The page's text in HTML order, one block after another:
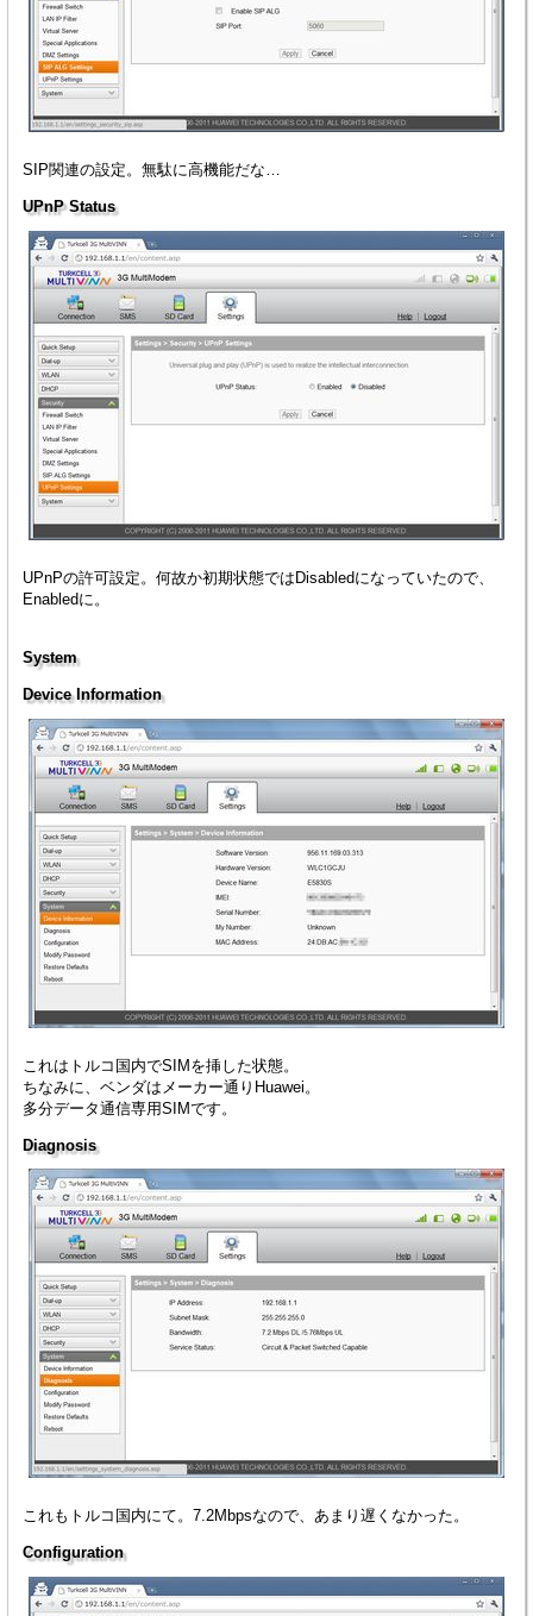
SIP関連の設定。無駄に高機能だな…
UPnP Status
UPnPの許可設定。何故か初期状態ではDisabledになっていたので、
Enabledに。
System
Device Information
これはトルコ国内でSIMを挿した状態。
ちなみに、ベンダはメーカー通りHuawei。
多分データ通信専用SIMです。
Diagnosis
これもトルコ国内にて。7.2Mbpsなので、あまり遅くなかった。
Configuration